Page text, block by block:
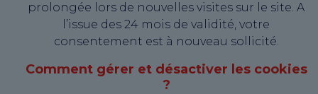
prolongée lors de nouvelles visites sur le site. A
l’issue des 24 mois de validité, votre
consentement est à nouveau sollicité.
Comment gérer et désactiver les cookies
?